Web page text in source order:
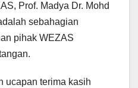
Prof. Madya Dr. Mohd
sebahagian
pihak WEZAS
ucapan terima kasih